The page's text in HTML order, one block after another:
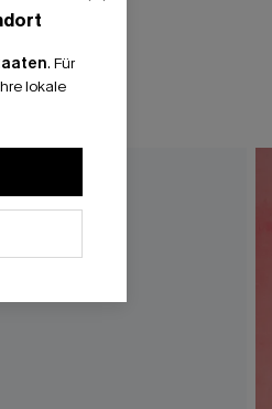
. Für
lokale
MBW für E-Mail-
pro Bestellung. Jeder Code ist
exklusive Werbeaktionen und Updates
abmelden.
ABONNIEREN